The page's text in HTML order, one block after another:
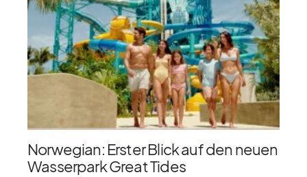
Norwegian: Erster Blick auf den neuen
Wasserpark Great Tides